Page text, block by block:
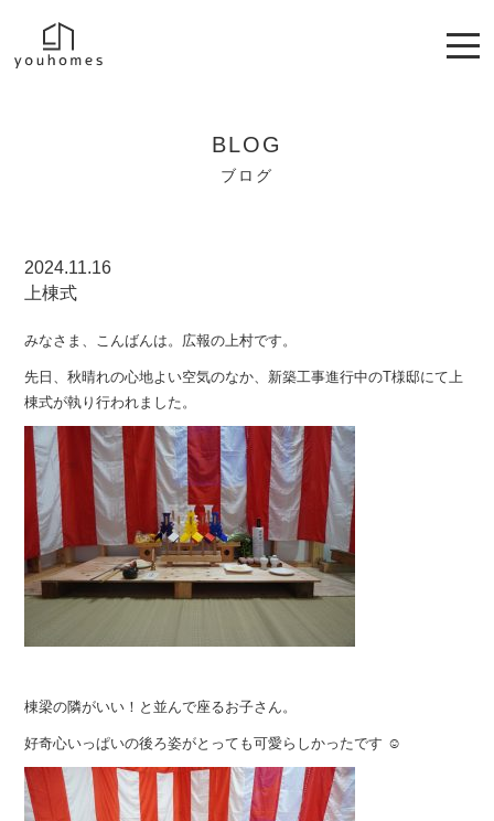
BLOG
ブログ
2024.11.16
上棟式
みなさま、こんばんは。広報の上村です。
先日、秋晴れの心地よい空気のなか、新築工事進行中のT様邸にて上
棟式が執り行われました。
棟梁の隣がいい！と並んで座るお子さん。
好奇心いっぱいの後ろ姿がとっても可愛らしかったです ☺︎